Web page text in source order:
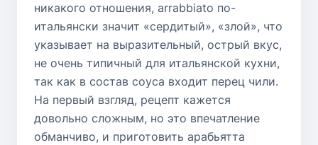
никакого отношения, arrabbiato по-
итальянски значит «сердитый», «злой», что
указывает на выразительный, острый вкус,
не очень типичный для итальянской кухни,
так как в состав соуса входит перец чили.
На первый взгляд, рецепт кажется
довольно сложным, но это впечатление
обманчиво, и приготовить арабьятта